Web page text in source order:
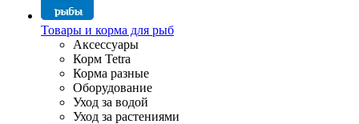
Товары и корма для рыб
Аксессуары
Корм Tetra
Корма разные
Оборудование
Уход за водой
Уход за растениями